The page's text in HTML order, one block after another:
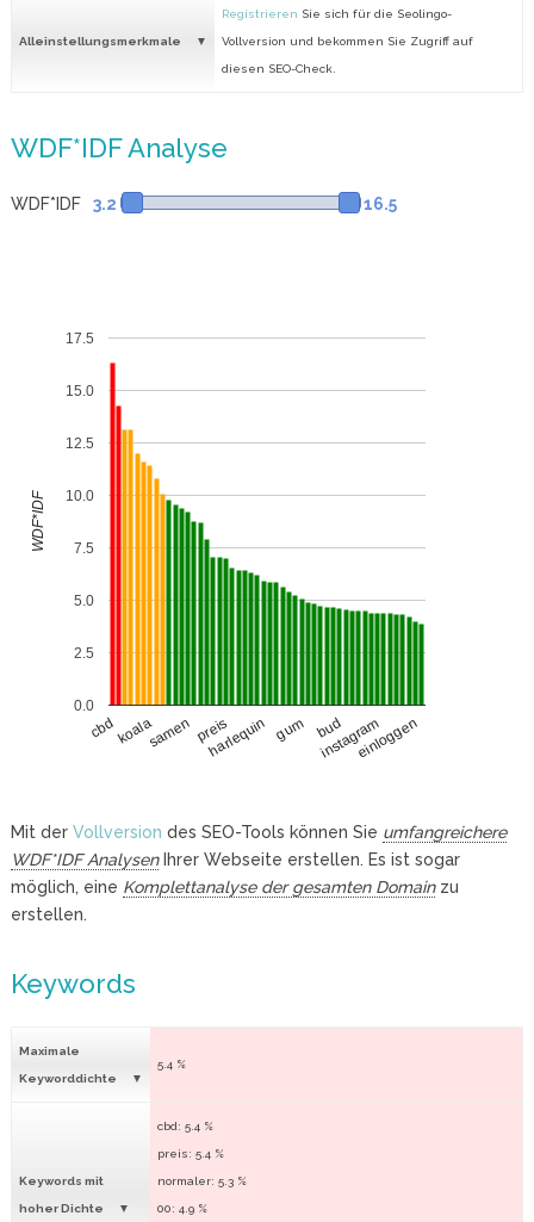
Alleinstellungsmerkmale
Registrieren Sie sich für die Seolingo-
Vollversion und bekommen Sie Zugriff auf
diesen SEO-Check.
WDF*IDF Analyse
WDF*IDF 3.2 16.5
cbdkoalasamen preis
harlequin gum bud
instagrameinloggen
0.0
2.5
5.0
7.5
10.0
12.5
15.0
17.5
WDF*IDF
Mit der Vollversion des SEO-Tools können Sie umfangreichere
WDF*IDF AnalysenIhrer Webseite erstellen. Es ist sogar
möglich, eine Komplettanalyse der gesamten Domainzu
erstellen.
Keywords
Maximale
Keyworddichte
5.4 %
Keywords mit
hoher Dichte
cbd: 5.4 %
preis: 5.4 %
normaler: 5.3 %
00: 4.9 %